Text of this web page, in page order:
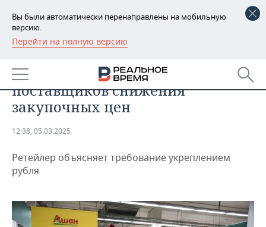
Вы были автоматически перенаправлены на мобильную
версию.
Перейти на полную версию
РЕГИОНЫ
БАШКОРТОСТАН
ТАТАРСТАН
НОВОСТИ
АНАЛИТИКА
ДЕКЛАРАЦИИ О ДОХОДАХ
КОРОЛИ ГОСЗАКАЗА ПФО
ВУЗЫ ТАТАРСТАНА
НОВОСТИ ЭКОНОМИКИ
ФИНАНСЫ
БАНКИ
ПРОМЫШЛЕННОСТЬ
НОВОСТИ
АГРОПРОМ
НЕДВИЖИМОСТЬ
НОВОСТИ НЕДВИЖИМОСТИ
АВТО
СМИ: Auchan добивается от
поставщиков снижения
закупочных цен
12:38, 05.03.2025
Ретейлер объясняет требование укреплением
рубля